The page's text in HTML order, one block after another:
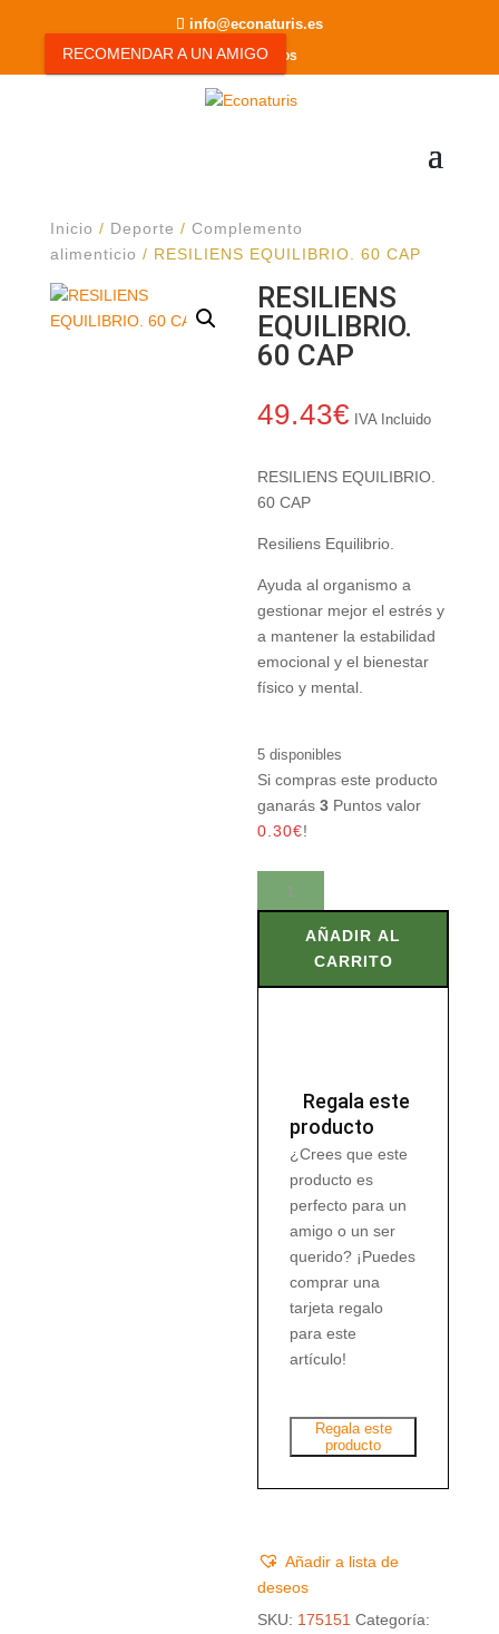
RECOMENDAR A UN AMIGO
info@econaturis.es
0 elementos
Inicio / Deporte / Complemento
alimenticio / RESILIENS EQUILIBRIO. 60 CAP
RESILIENS
EQUILIBRIO.
60 CAP
49.43€ IVA Incluido
RESILIENS EQUILIBRIO.
60 CAP
Resiliens Equilibrio.
Ayuda al organismo a
gestionar mejor el estrés y
a mantener la estabilidad
emocional y el bienestar
físico y mental.
5 disponibles
Si compras este producto
ganarás3 Puntos valor
0.30€!
RESILIENS
EQUILIBRIO.
cantidad
AÑADIR AL
CARRITO
Regala este
producto
¿Crees que este
producto es
perfecto para un
amigo o un ser
querido? ¡Puedes
comprar una
tarjeta regalo
para este
artículo!
Regala este
producto
Añadir a lista de
deseos
SKU: 175151 Categoría: